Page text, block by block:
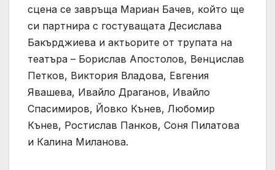
сцена се завръща Мариан Бачев, който ще
си партнира с гостуващата Десислава
Бакърджиева и актьорите от трупата на
театъра – Борислав Апостолов, Венцислав
Петков, Виктория Владова, Евгения
Явашева, Ивайло Драганов, Ивайло
Спасимиров, Йовко Кънев, Любомир
Кънев, Ростислав Панков, Соня Пилатова
и Калина Миланова.